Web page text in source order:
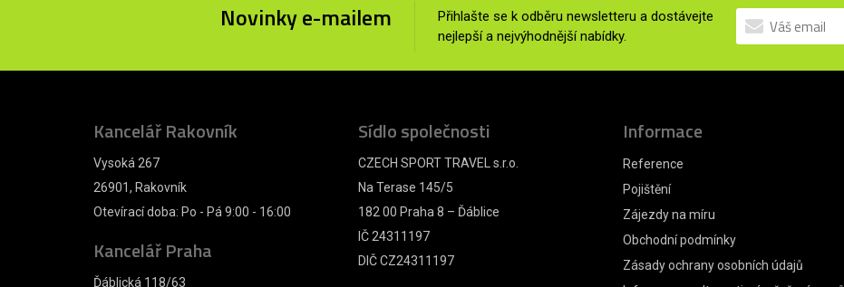
Novinky e-mailem
Přihlašte se k odběru newsletteru a dostávejte
nejlepší a nejvýhodnější nabídky.
Kancelář Rakovník
Vysoká 267
26901, Rakovník
Otevírací doba: Po - Pá 9:00 - 16:00
Kancelář Praha
Ďáblická 118/63
Sídlo společnosti
CZECH SPORT TRAVEL s.r.o.
Na Terase 145/5
182 00 Praha 8 – Ďáblice
IČ 24311197
DIČ CZ24311197
Informace
Reference
Pojištění
Zájezdy na míru
Obchodní podmínky
Zásady ochrany osobních údajů